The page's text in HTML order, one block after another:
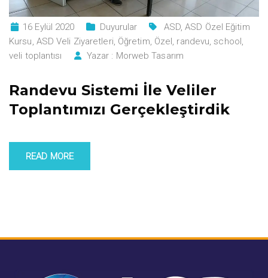
16 Eylül 2020 Duyurular ASD,ASD Özel Eğitim
Kursu, ASD Veli Ziyaretleri, Öğretim, Özel, randevu,school,
veli toplantısı
Yazar : Morweb Tasarım
Randevu Sistemi İle Veliler
Toplantımızı Gerçekleştirdik
READ MORE